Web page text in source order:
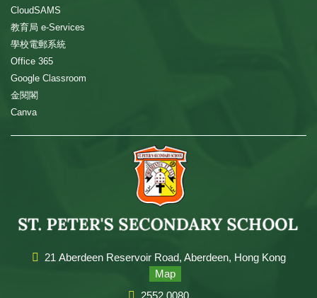
CloudSAMS
教育局 e-Services
學校電郵系統
Office 365
Google Classroom
金閱閣
Canva
21 Aberdeen Reservoir Road, Aberdeen, Hong Kong
Map